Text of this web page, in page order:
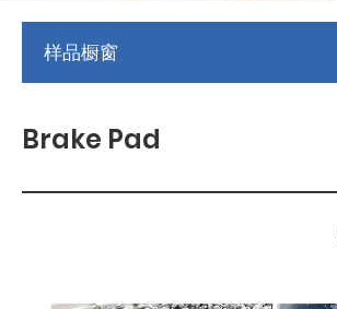
样品橱窗
Brake Pad